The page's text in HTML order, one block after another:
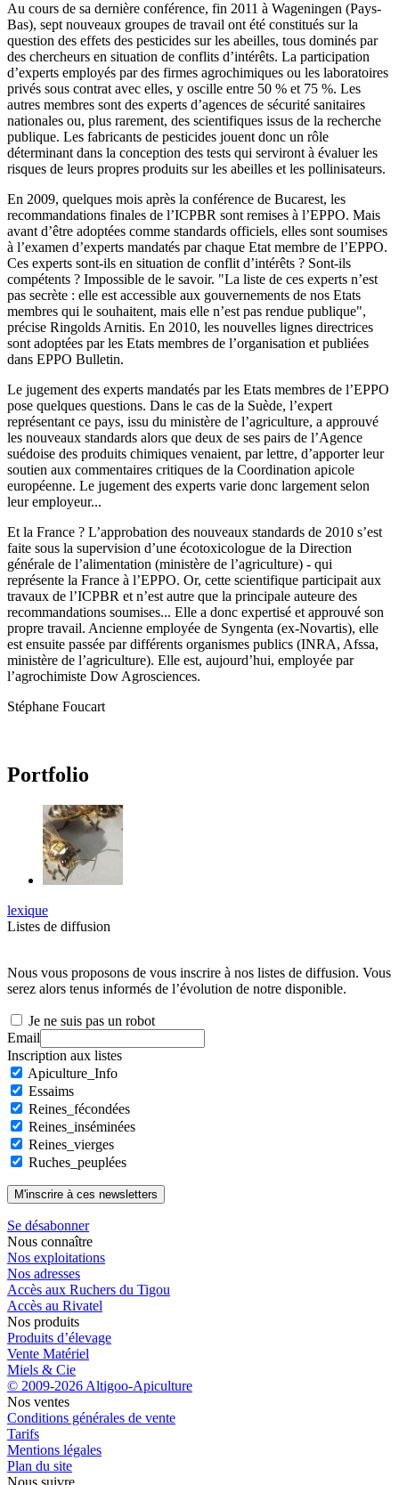
Au cours de sa dernière conférence, fin 2011 à Wageningen (Pays-
Bas), sept nouveaux groupes de travail ont été constitués sur la
question des effets des pesticides sur les abeilles, tous dominés par
des chercheurs en situation de conflits d’intérêts. La participation
d’experts employés par des firmes agrochimiques ou les laboratoires
privés sous contrat avec elles, y oscille entre 50 % et 75 %. Les
autres membres sont des experts d’agences de sécurité sanitaires
nationales ou, plus rarement, des scientifiques issus de la recherche
publique. Les fabricants de pesticides jouent donc un rôle
déterminant dans la conception des tests qui serviront à évaluer les
risques de leurs propres produits sur les abeilles et les pollinisateurs.
En 2009, quelques mois après la conférence de Bucarest, les
recommandations finales de l’ICPBR sont remises à l’EPPO. Mais
avant d’être adoptées comme standards officiels, elles sont soumises
à l’examen d’experts mandatés par chaque Etat membre de l’EPPO.
Ces experts sont-ils en situation de conflit d’intérêts ? Sont-ils
compétents ? Impossible de le savoir. "La liste de ces experts n’est
pas secrète : elle est accessible aux gouvernements de nos Etats
membres qui le souhaitent, mais elle n’est pas rendue publique",
précise Ringolds Arnitis. En 2010, les nouvelles lignes directrices
sont adoptées par les Etats membres de l’organisation et publiées
dans EPPO Bulletin.
Le jugement des experts mandatés par les Etats membres de l’EPPO
pose quelques questions. Dans le cas de la Suède, l’expert
représentant ce pays, issu du ministère de l’agriculture, a approuvé
les nouveaux standards alors que deux de ses pairs de l’Agence
suédoise des produits chimiques venaient, par lettre, d’apporter leur
soutien aux commentaires critiques de la Coordination apicole
européenne. Le jugement des experts varie donc largement selon
leur employeur...
Et la France ? L’approbation des nouveaux standards de 2010 s’est
faite sous la supervision d’une écotoxicologue de la Direction
générale de l’alimentation (ministère de l’agriculture) - qui
représente la France à l’EPPO. Or, cette scientifique participait aux
travaux de l’ICPBR et n’est autre que la principale auteure des
recommandations soumises... Elle a donc expertisé et approuvé son
propre travail. Ancienne employée de Syngenta (ex-Novartis), elle
est ensuite passée par différents organismes publics (INRA, Afssa,
ministère de l’agriculture). Elle est, aujourd’hui, employée par
l’agrochimiste Dow Agrosciences.
Stéphane Foucart
Portfolio
lexique
Listes de diffusion
Nous vous proposons de vous inscrire à nos listes de diffusion. Vous
serez alors tenus informés de l’évolution de notre disponible.
Je ne suis pas un robot
Email
Inscription aux listes
Apiculture_Info
Essaims
Reines_fécondées
Reines_inséminées
Reines_vierges
Ruches_peuplées
Se désabonner
Nous connaître
Nos exploitations
Nos adresses
Accès aux Ruchers du Tigou
Accès au Rivatel
Nos produits
Produits d’élevage
Vente Matériel
Miels & Cie
© 2009-2026 Altigoo-Apiculture
Nos ventes
Conditions générales de vente
Tarifs
Mentions légales
Plan du site
Nous suivre